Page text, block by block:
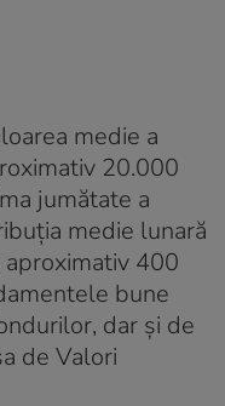
medie a
20.000
jumătate a
medie lunară
400
bune
dar și de
de Valori